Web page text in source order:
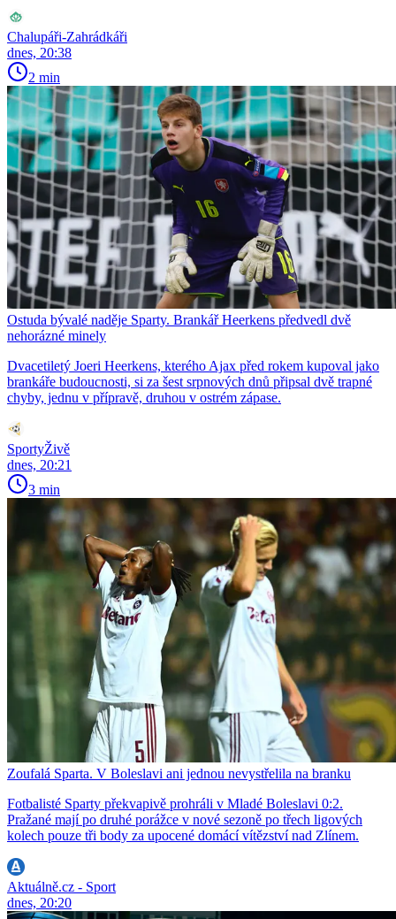
Chalupáři-Zahrádkáři
dnes, 20:38
2 min
Ostuda bývalé naděje Sparty. Brankář Heerkens předvedl dvě
nehorázné minely
Dvacetiletý Joeri Heerkens, kterého Ajax před rokem kupoval jako
brankáře budoucnosti, si za šest srpnových dnů připsal dvě trapné
chyby, jednu v přípravě, druhou v ostrém zápase.
SportyŽivě
dnes, 20:21
3 min
Zoufalá Sparta. V Boleslavi ani jednou nevystřelila na branku
Fotbalisté Sparty překvapivě prohráli v Mladé Boleslavi 0:2.
Pražané mají po druhé porážce v nové sezoně po třech ligových
kolech pouze tři body za upocené domácí vítězství nad Zlínem.
Aktuálně.cz - Sport
dnes, 20:20